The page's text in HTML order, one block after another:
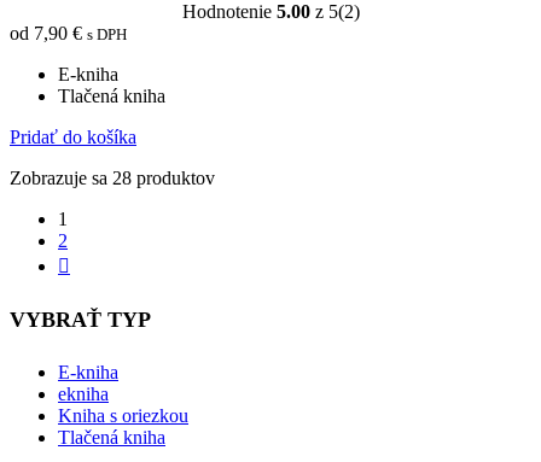
Hodnotenie 5.00z 5(2)
od 7,90 € s DPH
E-kniha
Tlačená kniha
Pridať do košíka
Zobrazuje sa 28 produktov
1
2
VYBRAŤ TYP
E-kniha
ekniha
Kniha s oriezkou
Tlačená kniha